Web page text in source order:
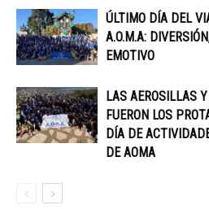
ÚLTIMO DÍA DEL
A.O.M.A:
EMOTIVO
LAS AEROSILLAS
FUERON LOS
DÍA DE
DE AOMA